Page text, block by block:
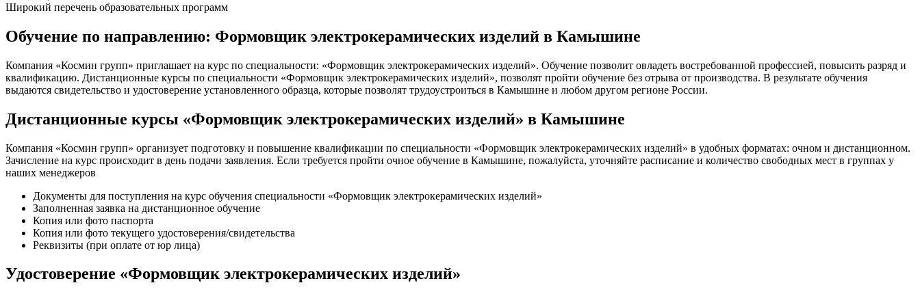
Широкий перечень образовательных программ
Обучение по направлению: Формовщик электрокерамических изделий в Камышине
Компания «Космин групп» приглашает на курс по специальности: «Формовщик электрокерамических изделий». Обучение позволит овладеть востребованной профессией, повысить разряд и
квалификацию. Дистанционные курсы по специальности «Формовщик электрокерамических изделий», позволят пройти обучение без отрыва от производства. В результате обучения
выдаются свидетельство и удостоверение установленного образца, которые позволят трудоустроиться в Камышине и любом другом регионе России.
Дистанционные курсы «Формовщик электрокерамических изделий» в Камышине
Компания «Космин групп» организует подготовку и повышение квалификации по специальности «Формовщик электрокерамических изделий» в удобных форматах: очном и дистанционном.
Зачисление на курс происходит в день подачи заявления. Если требуется пройти очное обучение в Камышине, пожалуйста, уточняйте расписание и количество свободных мест в группах у
наших менеджеров
Документы для поступления на курс обучения специальности «Формовщик электрокерамических изделий»
Заполненная заявка на дистанционное обучение
Копия или фото паспорта
Копия или фото текущего удостоверения/свидетельства
Реквизиты (при оплате от юр лица)
Удостоверение «Формовщик электрокерамических изделий»